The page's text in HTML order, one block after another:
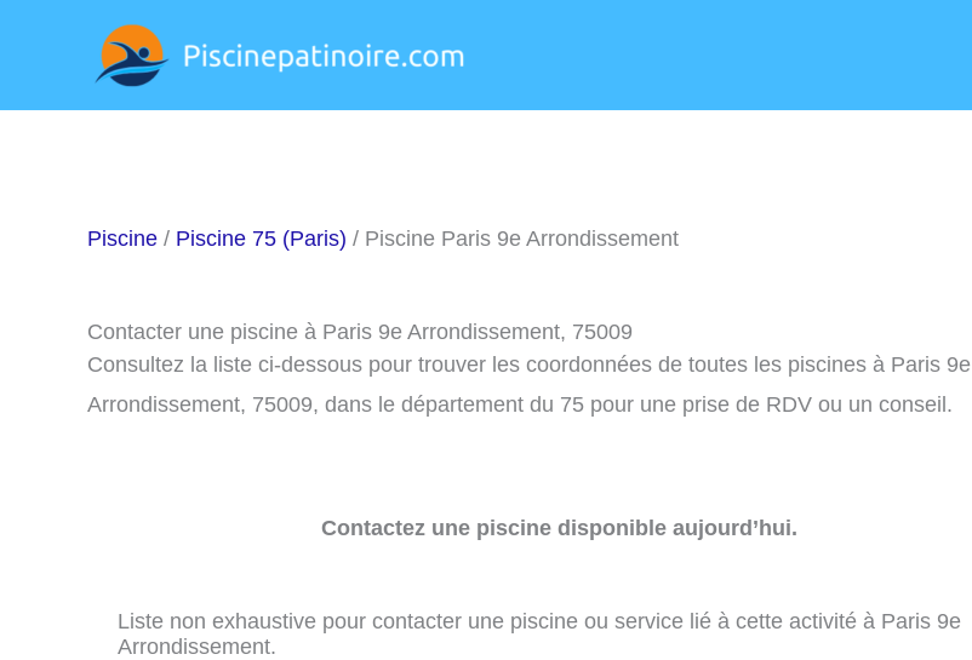
Piscine / Piscine 75 (Paris) / Piscine Paris 9e Arrondissement
Contacter une piscine à Paris 9e Arrondissement, 75009
Consultez la liste ci-dessous pour trouver les coordonnées de toutes les piscines à Paris 9e
Arrondissement, 75009, dans le département du 75 pour une prise de RDV ou un conseil.
Contactez une piscine disponible aujourd’hui.
Liste non exhaustive pour contacter une piscine ou service lié à cette activité à Paris 9e
Arrondissement.